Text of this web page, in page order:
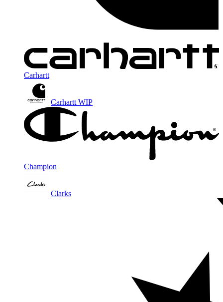
Carhartt
Carhartt WIP
Champion
Clarks